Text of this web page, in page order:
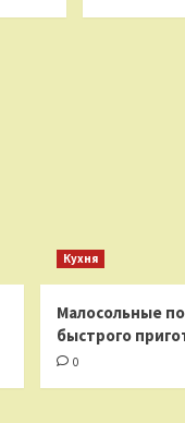
Кухня
Малосольные
быстрого
0